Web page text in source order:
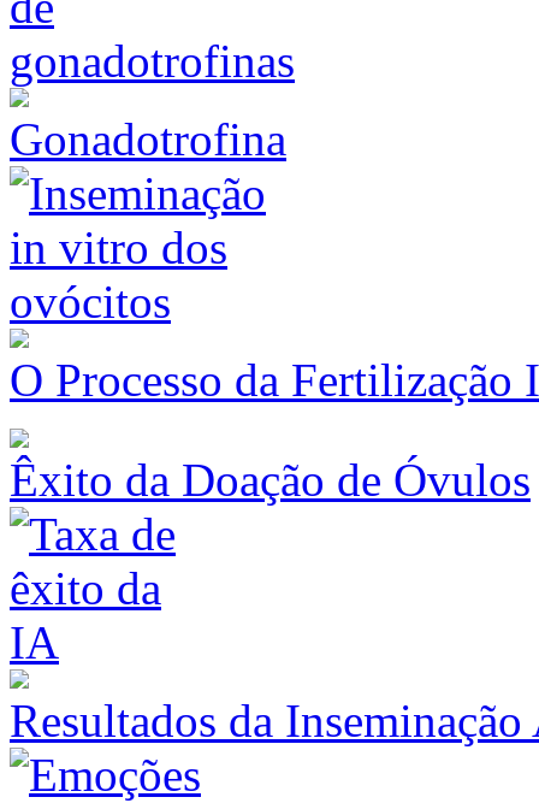
Gonadotrofina
O Processo da Fertilização
Êxito da Doação de Óvulos
Resultados da